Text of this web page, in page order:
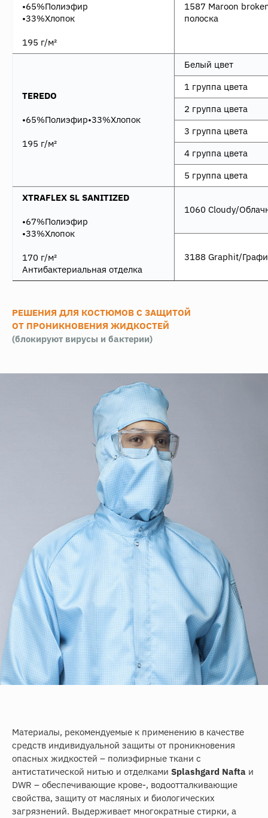
•65%Полиэфир
•33%Хлопок
195 г/м²
1587 Maroon
полоска
TEREDO
•65%Полиэфир•33%Хлопок
195 г/м²
Белый цвет
1 группа цвета
2 группа цвета
3 группа цвета
4 группа цвета
5 группа цвета
XTRAFLEX SL SANITIZED
•67%Полиэфир
•33%Хлопок
170 г/м²
Антибактериальная отделка
1060 Cloudy/
3188 Graphit/
РЕШЕНИЯ ДЛЯ КОСТЮМОВ С ЗАЩИТОЙ
ОТ ПРОНИКНОВЕНИЯ ЖИДКОСТЕЙ
(блокируют вирусы и бактерии)
Материалы, рекомендуемые к применению в качестве
средств индивидуальной защиты от проникновения
опасных жидкостей – полиэфирные ткани с
антистатической нитью и отделками Splashgard Nafta и
DWR – обеспечивающие крове-, водоотталкивающие
свойства, защиту от масляных и биологических
загрязнений. Выдерживает многократные стирки, а